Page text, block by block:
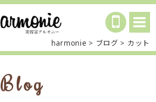
harmonie > ブログ > カット
Blog